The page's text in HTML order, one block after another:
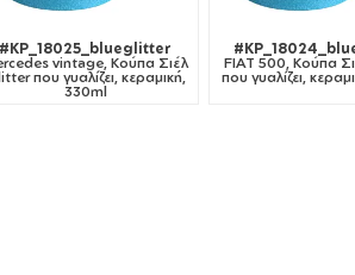
#KP_18025_blueglitter
vintage, Κούπα Σιέλ
που γυαλίζει, κεραμική,
330ml
FIAT 500, Κούπα
που γυαλίζει,